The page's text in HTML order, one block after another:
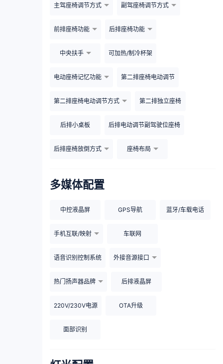
主驾座椅调节方式 副驾座椅调节方式
前排座椅功能 后排座椅功能
中央扶手 可加热/制冷杯架
电动座椅记忆功能 第二排座椅电动调节
第二排座椅电动调节方式 第二排独立座椅
后排小桌板 后排电动调节副驾驶位座椅
后排座椅放倒方式 座椅布局
多媒体配置
中控液晶屏 GPS导航 蓝牙/车载电话
手机互联/映射 车联网
语音识别控制系统 外接音源接口
热门扬声器品牌 后排液晶屏
220V/230V电源 OTA升级
面部识别